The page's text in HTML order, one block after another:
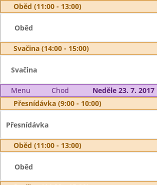
Oběd (11:00 - 13:00)
Oběd
Svačina (14:00 - 15:00)
Svačina
Menu Chod
Neděle 23. 7. 2017
Přesnídávka (9:00 - 10:00)
Přesnídávka
Oběd (11:00 - 13:00)
Oběd